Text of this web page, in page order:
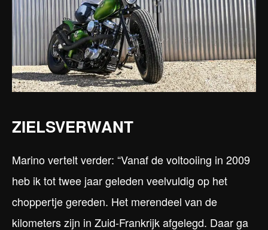
ZIELSVERWANT
Marino vertelt verder: “Vanaf de voltooiing in 2009
heb ik tot twee jaar geleden veelvuldig op het
choppertje gereden. Het merendeel van de
kilometers zijn in Zuid-Frankrijk afgelegd. Daar ga